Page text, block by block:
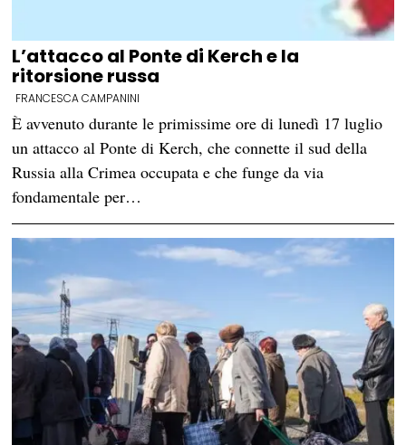
L’attacco al Ponte di Kerch e la
ritorsione russa
FRANCESCA CAMPANINI
È avvenuto durante le primissime ore di lunedì 17 luglio
un attacco al Ponte di Kerch, che connette il sud della
Russia alla Crimea occupata e che funge da via
fondamentale per…